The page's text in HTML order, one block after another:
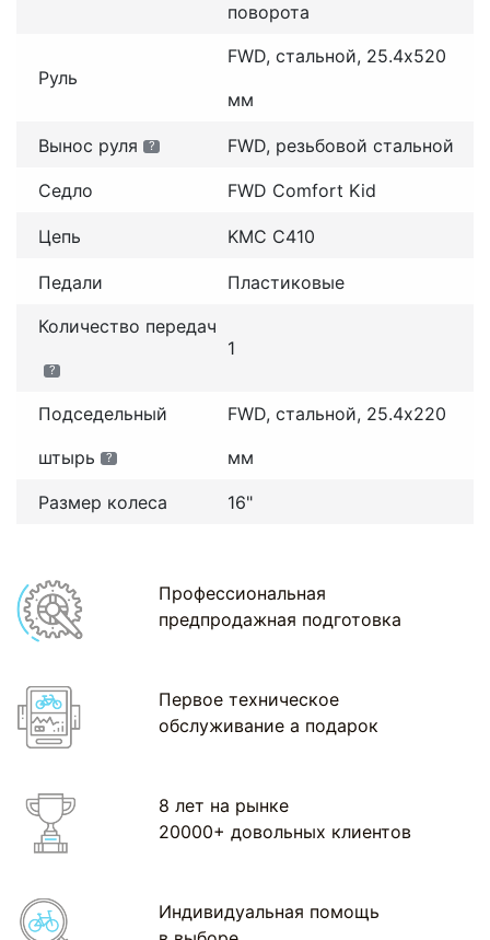
поворота
Руль
FWD, стальной, 25.4x520
мм
Вынос руля ? FWD, резьбовой стальной
Седло FWD Comfort Kid
Цепь KMC C410
Педали
Пластиковые
Количество передач
?
1
Подседельный
штырь
?
FWD, стальной, 25.4х220
мм
Размер колеса 16"
Профессиональная
предпродажная подготовка
Первое техническое
обслуживание а подарок
8 лет на рынке
20000+ довольных клиентов
Индивидуальная помощь